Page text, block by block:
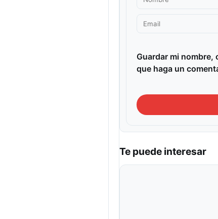
Guardar mi nombre,
que haga un
Te puede interesar